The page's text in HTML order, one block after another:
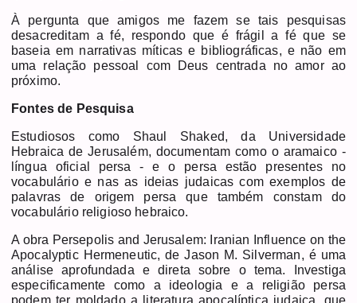
À pergunta que amigos me fazem se tais pesquisas
desacreditam a fé, respondo que é frágil a fé que se
baseia em narrativas míticas e bibliográficas, e não em
uma relação pessoal com Deus centrada no amor ao
próximo.
Fontes de Pesquisa
Estudiosos como Shaul Shaked, da Universidade
Hebraica de Jerusalém, documentam como o aramaico -
língua oficial persa - e o persa estão presentes no
vocabulário e nas as ideias judaicas com exemplos de
palavras de origem persa que também constam do
vocabulário religioso hebraico.
A obra Persepolis and Jerusalem: Iranian Influence on the
Apocalyptic Hermeneutic, de Jason M. Silverman, é uma
análise aprofundada e direta sobre o tema. Investiga
especificamente como a ideologia e a religião persa
podem ter moldado a literatura apocalíptica judaica, que